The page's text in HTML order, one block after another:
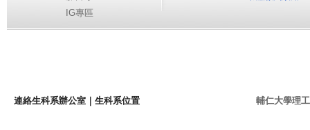
IG專區
連絡生科系辦公室 生科系位置 輔仁大學理